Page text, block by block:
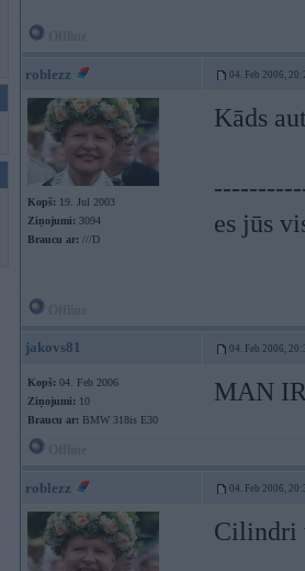
roblezz 04. Feb 2006,
Kopš: 19. Jul 2003
Ziņojumi: 3094
Braucu ar: ///D
Kāds
es jūs
jakovs81 04. Feb 2006,
Kopš: 04. Feb 2006
Ziņojumi: 10
Braucu ar: BMW 318is E30
MAN
roblezz 04. Feb 2006,
Cilindri